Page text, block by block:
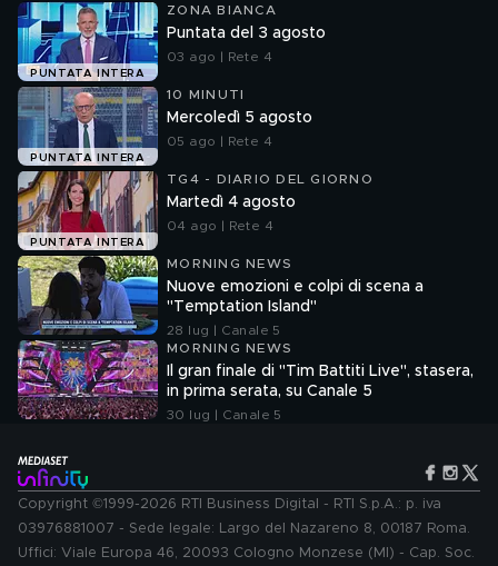
PUNTATA INTERA
ZONA BIANCA
Puntata del 3 agosto
03 ago | Rete 4
PUNTATA INTERA
10 MINUTI
Mercoledì 5 agosto
05 ago | Rete 4
PUNTATA INTERA
TG4 - DIARIO DEL GIORNO
Martedì 4 agosto
04 ago | Rete 4
MORNING NEWS
Nuove emozioni e colpi di scena a
"Temptation Island"
28 lug | Canale 5
MORNING NEWS
Il gran finale di "Tim Battiti Live", stasera,
in prima serata, su Canale 5
30 lug | Canale 5
Copyright ©1999-2026 RTI Business Digital - RTI S.p.A.: p. iva
03976881007 - Sede legale: Largo del Nazareno 8, 00187 Roma.
Uffici: Viale Europa 46, 20093 Cologno Monzese (MI) - Cap. Soc.